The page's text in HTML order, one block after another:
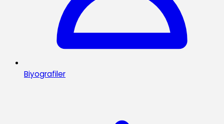
Biyografiler